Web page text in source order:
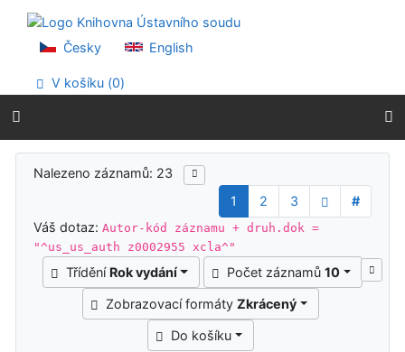
Přejít na menu
Prohlášení o webové přístupnosti
Česky English
V košíku (0)
Výsledky vyhledávání
Nalezeno záznamů: 23
1
2 3
#
Váš dotaz:Autor-kód záznamu + druh.dok =
"^us_us_auth z0002955 xcla^"
Třídění Rok vydání Počet záznamů 10
Zobrazovací formáty Zkrácený
Do košíku